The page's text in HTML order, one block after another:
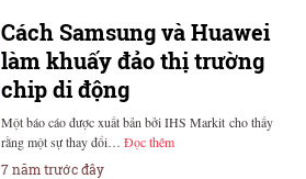
Cách Samsung và Huawei
làm khuấy đảo thị trường
chip di động
Một báo cáo được xuất bản bởi IHS Markit cho thấy
rằng một sự thay đổi… Đọc thêm
7 năm trước đây